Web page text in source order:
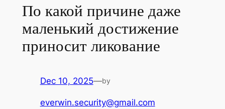
По какой причине даже
маленький достижение
приносит ликование
Dec 10, 2025—by
everwin.security@gmail.com